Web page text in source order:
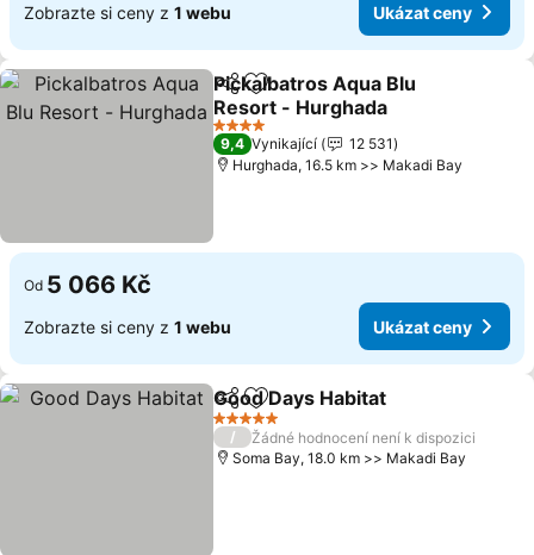
Zobrazte si ceny z 1 webu Ukázat ceny
SdíletPřidat na seznam oblíbených
Pickalbatros Aqua Blu
Resort - Hurghada
Ukázat ceny
4 Počet hvězdiček
9,4 Vynikající
12 531
Hurghada, 16.5 km >> Makadi Bay
Od 5 066 Kč
Zobrazte si ceny z 1 webu Ukázat ceny
SdíletPřidat na seznam oblíbených
Good Days Habitat
5 Počet hvězdiček
/
Žádné hodnocení není k dispozici
Soma Bay, 18.0 km >> Makadi Bay